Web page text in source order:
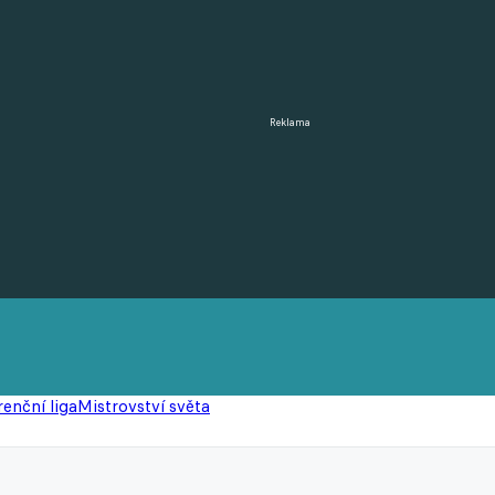
Reklama
ligaMistrovství světa